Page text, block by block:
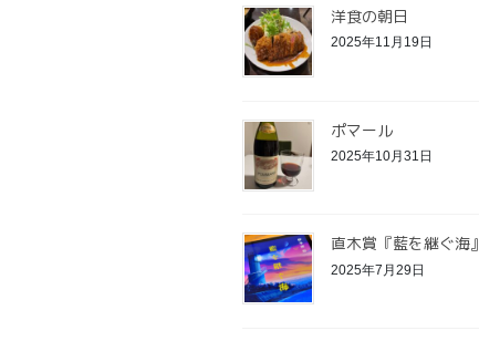
洋食の朝日
2025年11月19日
ポマール
2025年10月31日
直木賞『藍を継ぐ海』
2025年7月29日